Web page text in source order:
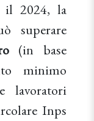
il 2024, la
superare
(in base
minimo
lavoratori
Inps